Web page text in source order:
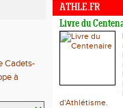
Cadets-
à
ATHLE.FR
Livre du
d'Athlétisme.